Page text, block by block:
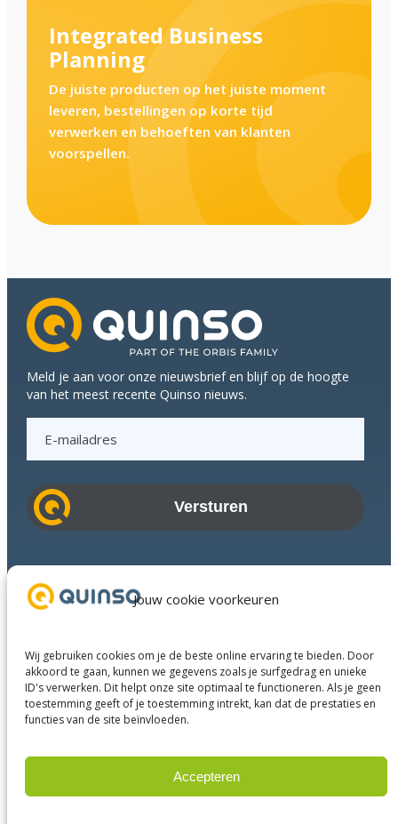
Jouw cookie voorkeuren
Wij gebruiken cookies om je de beste online ervaring te bieden. Door
akkoord te gaan, kunnen we gegevens zoals je surfgedrag en unieke
ID's verwerken. Dit helpt onze site optimaal te functioneren. Als je geen
toestemming geeft of je toestemming intrekt, kan dat de prestaties en
functies van de site beïnvloeden.
Accepteren
Integrated Business
Planning
De juiste producten op het juiste moment
leveren, bestellingen op korte tijd
verwerken en behoeften van klanten
voorspellen.
Meld je aan voor onze nieuwsbrief en blijf op de hoogte
van het meest recente Quinso nieuws.
a
i
a
d
r
s
Succesverhalen
Over ons
Businesspartners
Contact
LinkedInInstagramFacebook YouTube